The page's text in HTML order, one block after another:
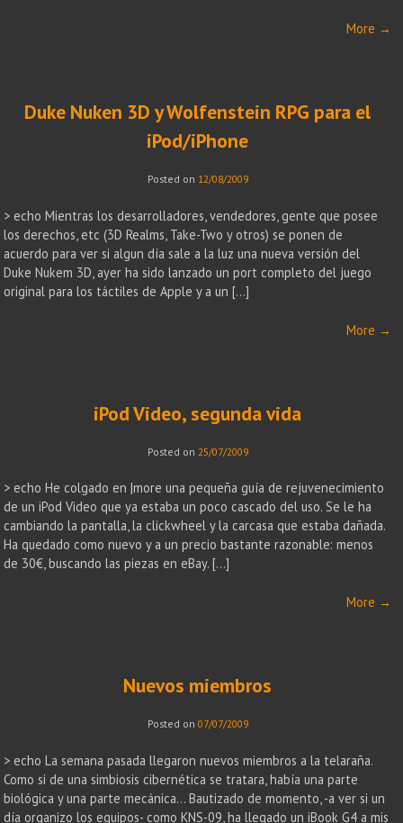
More →
Duke Nuken 3D y Wolfenstein RPG para el
iPod/iPhone
Posted on 12/08/2009
> echo Mientras los desarrolladores, vendedores, gente que posee
los derechos, etc (3D Realms, Take-Two y otros) se ponen de
acuerdo para ver si algun día sale a la luz una nueva versión del
Duke Nukem 3D, ayer ha sido lanzado un port completo del juego
original para los táctiles de Apple y a un […]
More →
iPod Video, segunda vida
Posted on 25/07/2009
> echo He colgado en |more una pequeña guía de rejuvenecimiento
de un iPod Video que ya estaba un poco cascado del uso. Se le ha
cambiando la pantalla, la clickwheel y la carcasa que estaba dañada.
Ha quedado como nuevo y a un precio bastante razonable: menos
de 30€, buscando las piezas en eBay. […]
More →
Nuevos miembros
Posted on 07/07/2009
> echo La semana pasada llegaron nuevos miembros a la telaraña.
Como si de una simbiosis cibernética se tratara, había una parte
biológica y una parte mecánica… Bautizado de momento, -a ver si un
día organizo los equipos- como KNS-09, ha llegado un iBook G4 a mis